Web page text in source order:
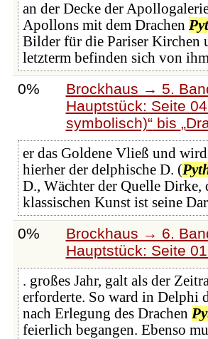
an der Decke der
Apollons mit dem Drachen
Bilder für die Pariser Kirchen
letzterm befinden sich von
0%
Brockhaus → 5.
Hauptstück: Seite
symbolisch) bis
er das Goldene Vließ und
hierher der delphische D. (
D., Wächter der Quelle Dirke,
klassischen Kunst ist seine
0%
Brockhaus → 6.
Hauptstück: Seite
. großes Jahr, galt als der
erforderte. So ward in Delphi
nach Erlegung des Drachen
feierlich begangen. Ebenso